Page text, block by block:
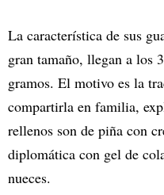
La característica de sus
gran tamaño, llegan a los
gramos. El motivo es la
compartirla en familia,
rellenos son de piña con
diplomática con gel de
nueces.